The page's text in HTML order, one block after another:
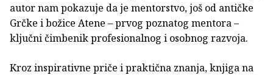
autor nam pokazuje da je mentorstvo, još od antičke
Grčke i božice Atene – prvog poznatog mentora –
ključni čimbenik profesionalnog i osobnog razvoja.
Kroz inspirativne priče i praktična znanja, knjiga na